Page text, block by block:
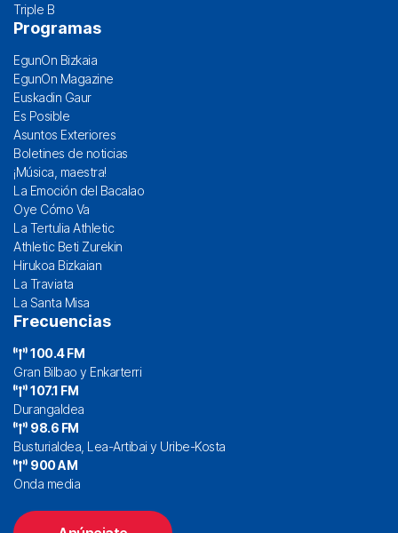
Triple B
Programas
EgunOn Bizkaia
EgunOn Magazine
Euskadin Gaur
Es Posible
Asuntos Exteriores
Boletines de noticias
¡Música, maestra!
La Emoción del Bacalao
Oye Cómo Va
La Tertulia Athletic
Athletic Beti Zurekin
Hirukoa Bizkaian
La Traviata
La Santa Misa
Frecuencias
100.4 FM
Gran Bilbao y Enkarterri
107.1 FM
Durangaldea
98.6 FM
Busturialdea, Lea-Artibai y Uribe-Kosta
900 AM
Onda media